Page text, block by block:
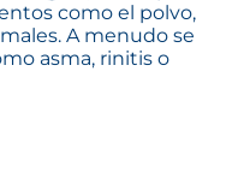
como el polvo,
A menudo se
asma, rinitis o